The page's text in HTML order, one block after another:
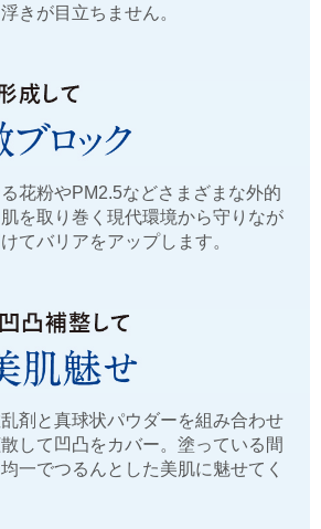
きが目立ちません。
花粉やPM2.5などさまざまな外的
を取り巻く現代環境から守りなが
てバリアをアップします。
剤と真球状パウダーを組み合わせ
して凹凸をカバー。塗っている間
一でつるんとした美肌に魅せてく